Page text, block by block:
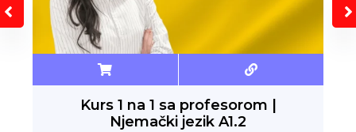
Kurs 1 na 1 sa profesorom |
Njemački jezik A1 (A1.1 + A1.2)